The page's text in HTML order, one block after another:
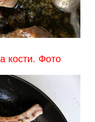
кости. Фото